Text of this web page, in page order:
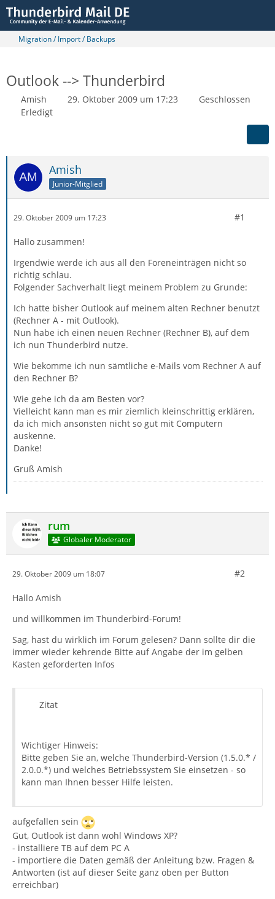
Migration / Import / Backups
Outlook --> Thunderbird
Amish 29. Oktober 2009 um 17:23
Geschlossen
Erledigt
Amish
Junior-Mitglied
29. Oktober 2009 um 17:23 #1
Hallo zusammen!
Irgendwie werde ich aus all den Foreneinträgen nicht so
richtig schlau.
Folgender Sachverhalt liegt meinem Problem zu Grunde:
Ich hatte bisher Outlook auf meinem alten Rechner benutzt
(Rechner A - mit Outlook).
Nun habe ich einen neuen Rechner (Rechner B), auf dem
ich nun Thunderbird nutze.
Wie bekomme ich nun sämtliche e-Mails vom Rechner A auf
den Rechner B?
Wie gehe ich da am Besten vor?
Vielleicht kann man es mir ziemlich kleinschrittig erklären,
da ich mich ansonsten nicht so gut mit Computern
auskenne.
Danke!
Gruß Amish
rum
Globaler Moderator
29. Oktober 2009 um 18:07 #2
Hallo Amish
und willkommen im Thunderbird-Forum!
Sag, hast du wirklich im Forum gelesen? Dann sollte dir die
immer wieder kehrende Bitte auf Angabe der im gelben
Kasten geforderten Infos
Zitat
Wichtiger Hinweis:
Bitte geben Sie an, welche Thunderbird-Version (1.5.0.* /
2.0.0.*) und welches Betriebssystem Sie einsetzen - so
kann man Ihnen besser Hilfe leisten.
aufgefallen sein
Gut, Outlook ist dann wohl Windows XP?
- installiere TB auf dem PC A
- importiere die Daten gemäß der Anleitung bzw. Fragen &
Antworten (ist auf dieser Seite ganz oben per Button
erreichbar)